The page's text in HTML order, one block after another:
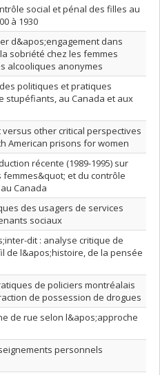
social et pénal des filles au
à 1930
d&apos;engagement dans
sobriété chez les femmes
alcooliques anonymes
politiques et pratiques
stupéfiants, au Canada et aux
other critical perspectives
American prisons for women
récente (1989-1995) sur
et du contrôle
Canada
des usagers de services
sociaux
dit : analyse critique de
de l&apos;histoire, de la pensée
de policiers montréalais
de possession de drogues
de rue selon l&apos;approche
personnels